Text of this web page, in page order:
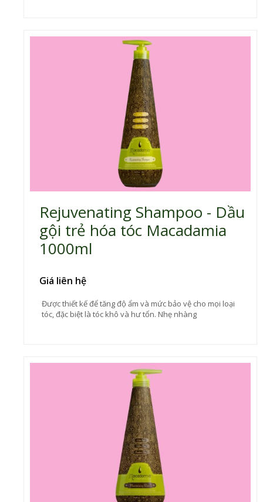
Rejuvenating Shampoo - Dầu
gội trẻ hóa tóc Macadamia
1000ml
Giá liên hệ
Được thiết kế để tăng độ ẩm và mức bảo vệ cho mọi loại
tóc, đặc biệt là tóc khô và hư tổn. Nhẹ nhàng